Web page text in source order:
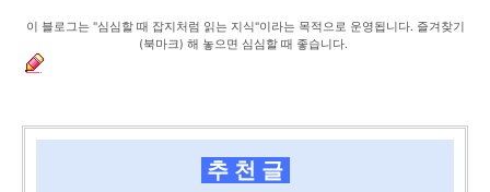
이 블로그는 "심심할 때 잡지처럼 읽는 지식"이라는 목적으로 운영됩니다. 즐겨찾기
(북마크) 해 놓으면 심심할 때 좋습니다.
추 천 글